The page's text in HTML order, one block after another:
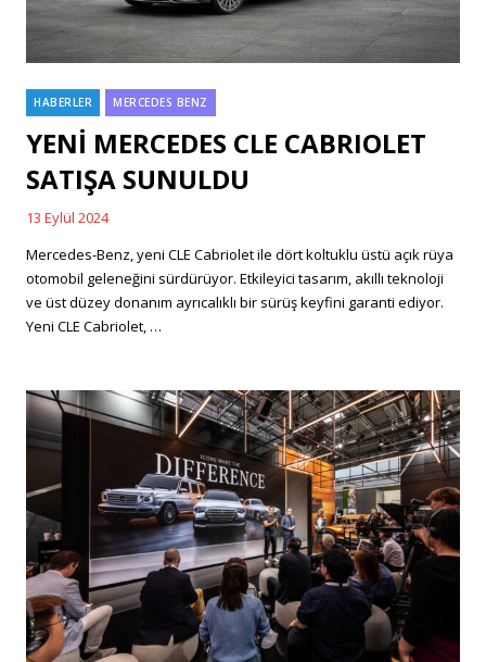
Categories
HABERLER MERCEDES BENZ
YENİ MERCEDES CLE CABRIOLET
SATIŞA SUNULDU
Posted
on
13 Eylül 2024
Mercedes-Benz, yeni CLE Cabriolet ile dört koltuklu üstü açık rüya
otomobil geleneğini sürdürüyor. Etkileyici tasarım, akıllı teknoloji
ve üst düzey donanım ayrıcalıklı bir sürüş keyfini garanti ediyor.
Yeni CLE Cabriolet, …